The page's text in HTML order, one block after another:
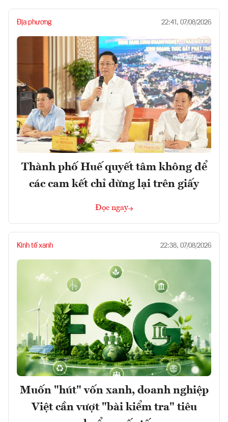
Địa phương 22:41, 07/08/2026
Thành phố Huế quyết tâm không để
các cam kết chỉ dừng lại trên giấy
Đọc ngay
Kinh tế xanh 22:38, 07/08/2026
Muốn "hút" vốn xanh, doanh nghiệp
Việt cần vượt "bài kiểm tra" tiêu